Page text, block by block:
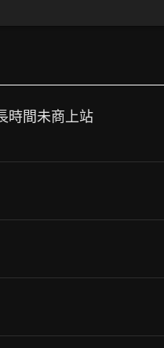
時間未商上站